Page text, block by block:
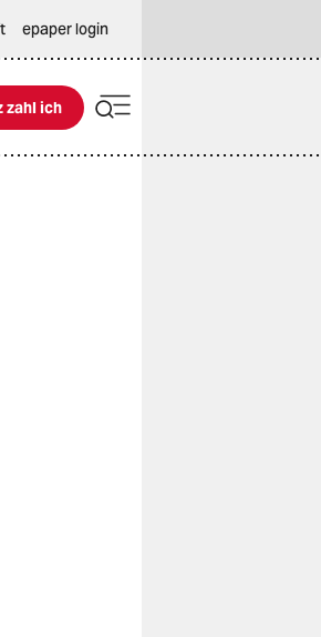
epaper login
ich
zahl ich